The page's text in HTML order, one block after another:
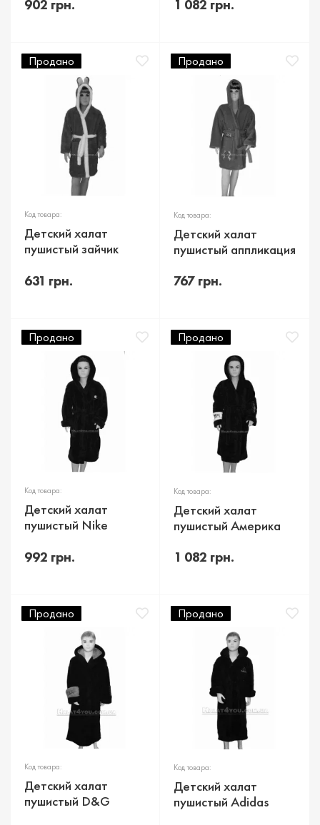
902 грн.
1 082 грн.
Продано
Код товара:
Детский халат
пушистый зайчик
631 грн.
Продано
Код товара:
Детский халат
пушистый аппликация
767 грн.
Продано
Код товара:
Детский халат
пушистый Nike
992 грн.
Продано
Код товара:
Детский халат
пушистый Америка
1 082 грн.
Продано
Код товара:
Детский халат
пушистый D&G
Продано
Код товара:
Детский халат
пушистый Adidas